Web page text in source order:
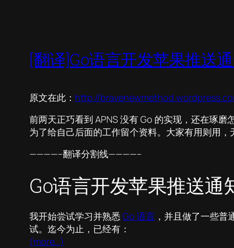
[翻译]Go语言开发苹果推送
原文在此： http://
前两天正巧看到 APNS 没有 Go 的实现，还在琢
为了给自己后面的工作留个资料。大家有用则用，
————–翻译分割线————–
Go语言开发苹果推送通
我开始尝试学习并熟悉 Go 语言 ，并且做了一些
试。迄今为止，已经有：
(more…)